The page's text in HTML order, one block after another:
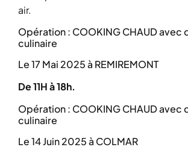
air.
Opération : COOKING CHAUD avec
culinaire
Le 17 Mai 2025 à REMIREMONT
De 11H à 18h.
Opération : COOKING CHAUD avec
culinaire
Le 14 Juin 2025 à COLMAR